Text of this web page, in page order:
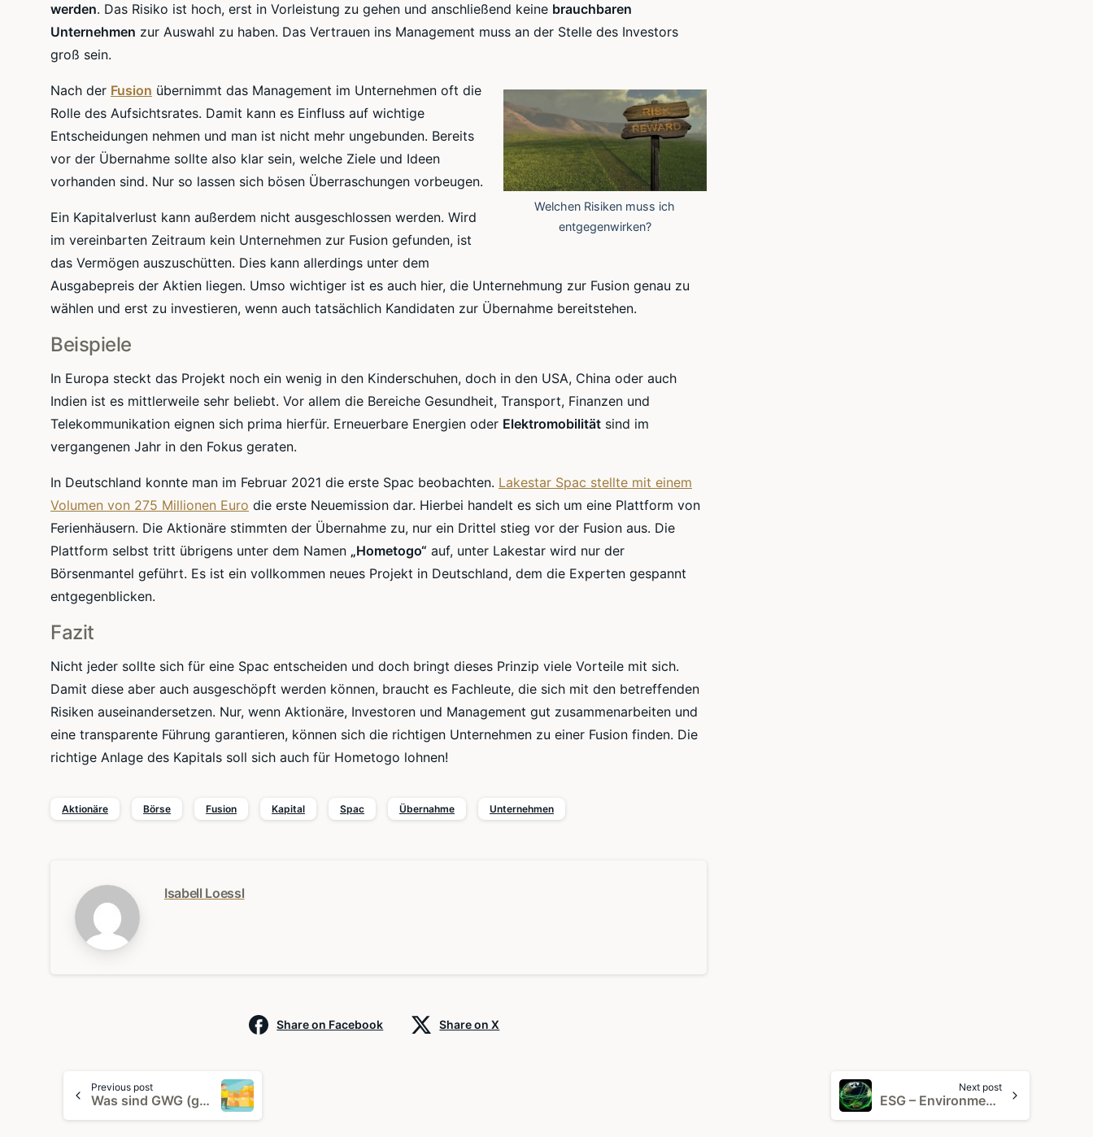
werden. Das Risiko ist hoch, erst in Vorleistung zu gehen und anschließend keine brauchbaren
Unternehmen zur Auswahl zu haben. Das Vertrauen ins Management muss an der Stelle des Investors
groß sein.
Welchen Risiken muss ich
entgegenwirken?
Nach der Fusion übernimmt das Management im Unternehmen oft die
Rolle des Aufsichtsrates. Damit kann es Einfluss auf wichtige
Entscheidungen nehmen und man ist nicht mehr ungebunden. Bereits
vor der Übernahme sollte also klar sein, welche Ziele und Ideen
vorhanden sind. Nur so lassen sich bösen Überraschungen vorbeugen.
Ein Kapitalverlust kann außerdem nicht ausgeschlossen werden. Wird
im vereinbarten Zeitraum kein Unternehmen zur Fusion gefunden, ist
das Vermögen auszuschütten. Dies kann allerdings unter dem
Ausgabepreis der Aktien liegen. Umso wichtiger ist es auch hier, die Unternehmung zur Fusion genau zu
wählen und erst zu investieren, wenn auch tatsächlich Kandidaten zur Übernahme bereitstehen.
Beispiele
In Europa steckt das Projekt noch ein wenig in den Kinderschuhen, doch in den USA, China oder auch
Indien ist es mittlerweile sehr beliebt. Vor allem die Bereiche Gesundheit, Transport, Finanzen und
Telekommunikation eignen sich prima hierfür. Erneuerbare Energien oder Elektromobilität sind im
vergangenen Jahr in den Fokus geraten.
In Deutschland konnte man im Februar 2021 die erste Spac beobachten. Lakestar Spac stellte mit einem
Volumen von 275 Millionen Euro die erste Neuemission dar. Hierbei handelt es sich um eine Plattform von
Ferienhäusern. Die Aktionäre stimmten der Übernahme zu, nur ein Drittel stieg vor der Fusion aus. Die
Plattform selbst tritt übrigens unter dem Namen „Hometogo“ auf, unter Lakestar wird nur der
Börsenmantel geführt. Es ist ein vollkommen neues Projekt in Deutschland, dem die Experten gespannt
entgegenblicken.
Fazit
Nicht jeder sollte sich für eine Spac entscheiden und doch bringt dieses Prinzip viele Vorteile mit sich.
Damit diese aber auch ausgeschöpft werden können, braucht es Fachleute, die sich mit den betreffenden
Risiken auseinandersetzen. Nur, wenn Aktionäre, Investoren und Management gut zusammenarbeiten und
eine transparente Führung garantieren, können sich die richtigen Unternehmen zu einer Fusion finden. Die
richtige Anlage des Kapitals soll sich auch für Hometogo lohnen!
Aktionäre Börse Fusion Kapital Spac Übernahme Unternehmen
Isabell Loessl
Share on Facebook Share on X
Reading
Previous post
Was sind GWG (geringwertige Wirtschaftsgüter)?
Next post
ESG – Environmental, Social und Corporate Governance im Mittelpunkt